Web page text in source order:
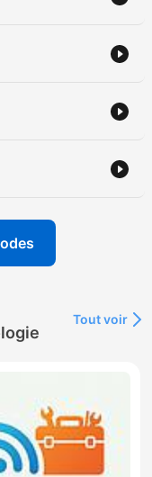
Tout voir